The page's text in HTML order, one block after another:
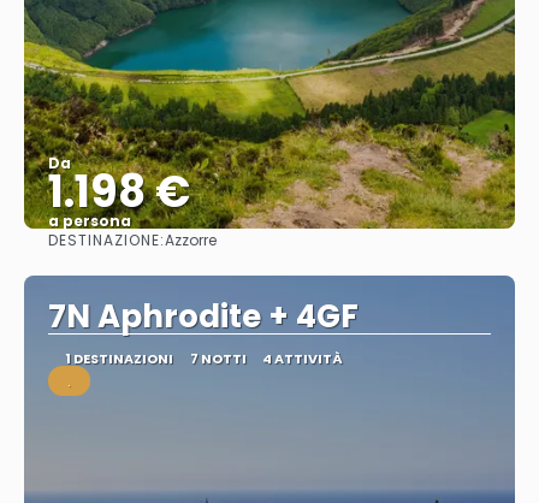
Da
1.198 €
a persona
DESTINAZIONE:Azzorre
7N Aphrodite + 4GF
1 DESTINAZIONI 7 NOTTI 4 ATTIVITÀ
.